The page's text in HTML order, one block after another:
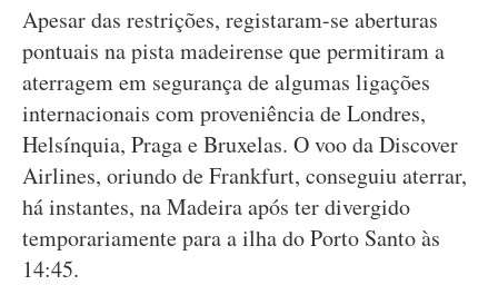
Apesar das restrições, registaram-se aberturas
pontuais na pista madeirense que permitiram a
aterragem em segurança de algumas ligações
internacionais com proveniência de Londres,
Helsínquia, Praga e Bruxelas. O voo da Discover
Airlines, oriundo de Frankfurt, conseguiu aterrar,
há instantes, na Madeira após ter divergido
temporariamente para a ilha do Porto Santo às
14:45.